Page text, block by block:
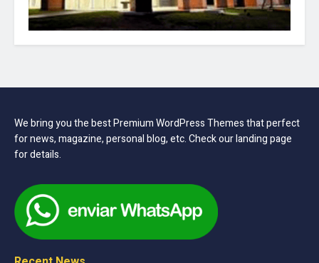
We bring you the best Premium WordPress Themes that perfect
for news, magazine, personal blog, etc. Check our landing page
for details.